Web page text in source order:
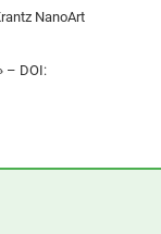
NanoArt
– DOI: